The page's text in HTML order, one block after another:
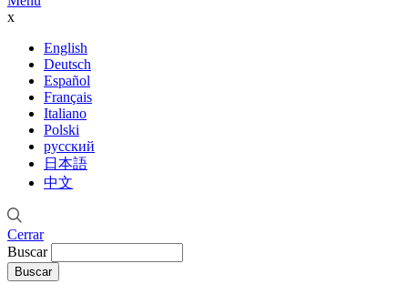
x
English
Deutsch
Español
Français
Italiano
Polski
русский
日本語
中文
Cerrar
Buscar